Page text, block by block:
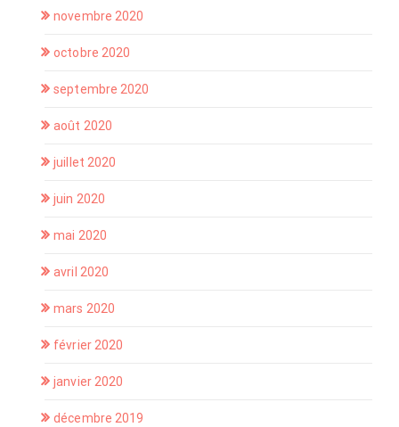
novembre 2020
octobre 2020
septembre 2020
août 2020
juillet 2020
juin 2020
mai 2020
avril 2020
mars 2020
février 2020
janvier 2020
décembre 2019